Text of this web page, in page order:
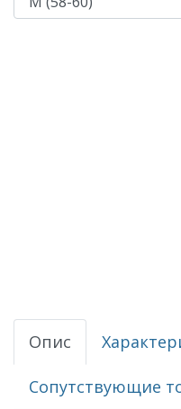
Опис
Сопутствующие